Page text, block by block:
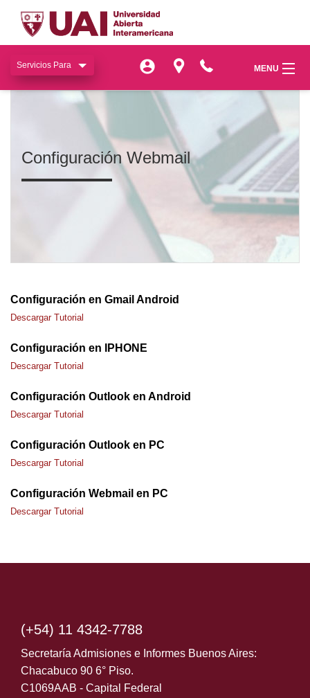
Servicios Para MENU
miUAI
Institucional
Bienestar
Transferencia
Servicios Para MENU
miUAI
Institucional
Facultades
Bienestar
Transferencia
Configuración Webmail
Configuración en Gmail Android
Descargar Tutorial
Configuración en IPHONE
Descargar Tutorial
Configuración Outlook en Android
Descargar Tutorial
Configuración Outlook en PC
Descargar Tutorial
Configuración Webmail en PC
Descargar Tutorial
(+54) 11 4342-7788
Secretaría Admisiones e Informes Buenos Aires:
Chacabuco 90 6° Piso.
C1069AAB - Capital Federal